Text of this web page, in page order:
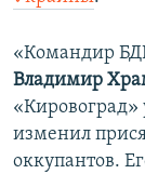
«Командир
Владимир
изменил
оккупантов.